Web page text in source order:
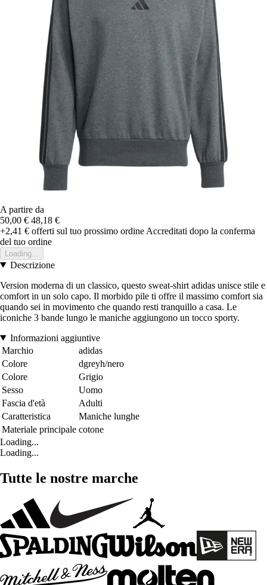
A partire da
50,00 € 48,18 €
+2,41 € offerti sul tuo prossimo ordine Accreditati dopo la conferma
del tuo ordine
Loading...
Descrizione
Version moderna di un classico, questo sweat-shirt adidas unisce stile e
comfort in un solo capo. Il morbido pile ti offre il massimo comfort sia
quando sei in movimento che quando resti tranquillo a casa. Le
iconiche 3 bande lungo le maniche aggiungono un tocco sporty.
Informazioni aggiuntive
Marchio
adidas
Colore
dgreyh/nero
Colore
Grigio
Sesso
Uomo
Fascia d'età
Adulti
Caratteristica
Maniche lunghe
Materiale principale cotone
Loading...
Loading...
Tutte le nostre marche